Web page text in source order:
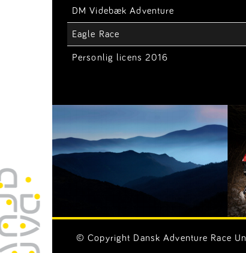
DM Videbæk Adventure
Eagle Race
Personlig licens 2016
© Copyright Dansk Adventure Race